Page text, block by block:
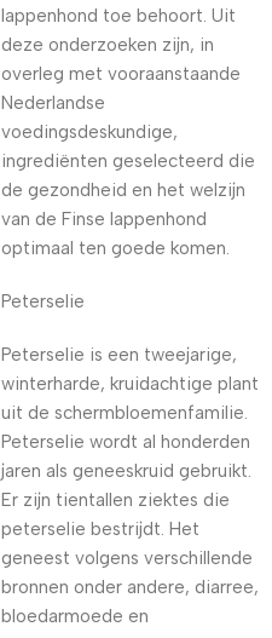
lappenhond toe behoort. Uit
deze onderzoeken zijn, in
overleg met vooraanstaande
Nederlandse
voedingsdeskundige,
ingrediënten geselecteerd die
de gezondheid en het welzijn
van de Finse lappenhond
optimaal ten goede komen.
Peterselie
Peterselie is een tweejarige,
winterharde, kruidachtige plant
uit de schermbloemenfamilie.
Peterselie wordt al honderden
jaren als geneeskruid gebruikt.
Er zijn tientallen ziektes die
peterselie bestrijdt. Het
geneest volgens verschillende
bronnen onder andere, diarree,
bloedarmoede en